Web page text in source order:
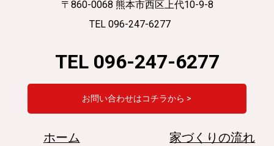
〒860-0068 熊本市西区上代10-9-8
TEL 096-247-6277
TEL 096-247-6277
お問い合わせはコチラから >
ホーム 家づくりの流れ